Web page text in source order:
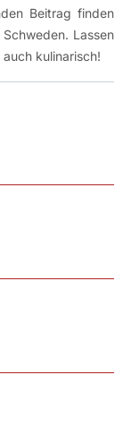
Beitrag finden
Lassen
kulinarisch!